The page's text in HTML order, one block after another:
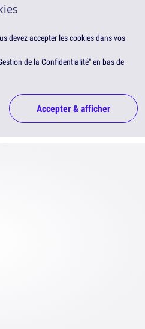
devez accepter les cookies dans vos
de la Confidentialité" en bas de
Accepter & afficher